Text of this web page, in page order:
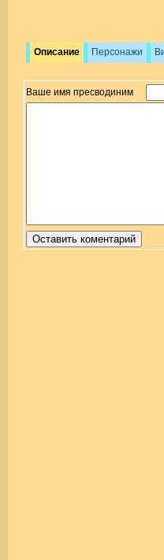
Описание Персонажи
Ваше имя пресводиним